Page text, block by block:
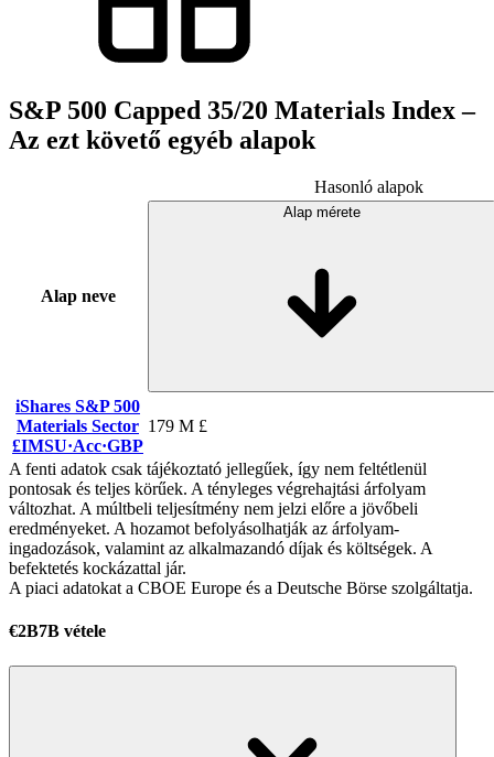
S&P 500 Capped 35/20 Materials Index –
Az ezt követő egyéb alapok
Hasonló alapok
Alap neve
Alap mérete
iShares S&P 500
Materials Sector
£IMSU·Acc·GBP
179 M £
A fenti adatok csak tájékoztató jellegűek, így nem feltétlenül
pontosak és teljes körűek. A tényleges végrehajtási árfolyam
változhat. A múltbeli teljesítmény nem jelzi előre a jövőbeli
eredményeket. A hozamot befolyásolhatják az árfolyam-
ingadozások, valamint az alkalmazandó díjak és költségek. A
befektetés kockázattal jár.
A piaci adatokat a CBOE Europe és a Deutsche Börse szolgáltatja.
€2B7B vétele